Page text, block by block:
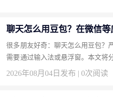
聊天怎么用豆包？在微信
很多朋友好奇：聊天怎么用豆包？
需要通过输入法或悬浮窗。本文将
接入豆包。 方法一：安装豆包输入
2026年08月04日发布 | 0次阅读